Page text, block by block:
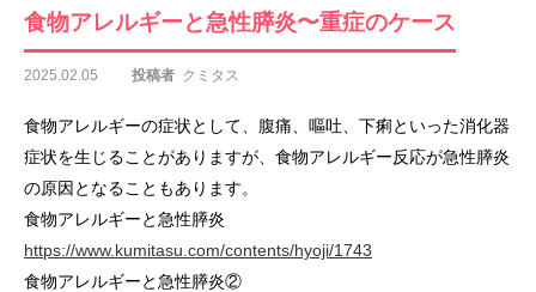
食物アレルギーと急性膵炎〜重症のケース
2025.02.05 投稿者 クミタス
食物アレルギーの症状として、腹痛、嘔吐、下痢といった消化器
症状を生じることがありますが、食物アレルギー反応が急性膵炎
の原因となることもあります。
食物アレルギーと急性膵炎
https://www.kumitasu.com/contents/hyoji/1743
食物アレルギーと急性膵炎②